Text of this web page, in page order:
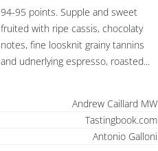
94-95 points. Supple and sweet
fruited with ripe cassis, chocolaty
notes, fine loosknit grainy tannins
and udnerlying espresso, roasted...
Andrew Caillard MW
Tastingbook.com
Antonio Galloni